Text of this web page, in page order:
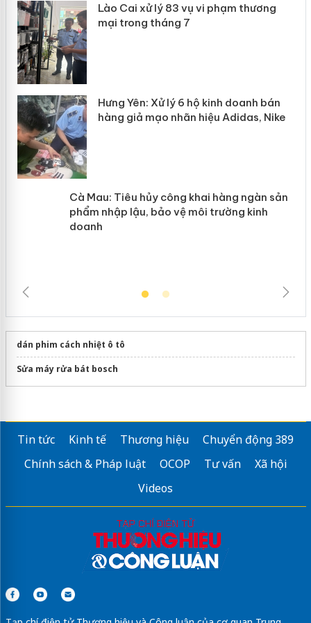
Lào Cai xử lý 83 vụ vi phạm thương
mại trong tháng 7
Hưng Yên: Xử lý 6 hộ kinh doanh bán
hàng giả mạo nhãn hiệu Adidas, Nike
Cà Mau: Tiêu hủy công khai hàng
ngàn sản phẩm nhập lậu, bảo vệ môi
trường kinh doanh
dán phim cách nhiệt ô tô
Sửa máy rửa bát bosch
Tin tức Kinh tế Thương hiệu
Chuyển động 389
Chính sách & Pháp luật
OCOP Tư vấn
Xã hội
Videos